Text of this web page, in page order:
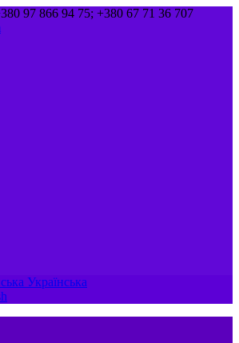
97 866 94 75; +380 67 71 36 707
Українська